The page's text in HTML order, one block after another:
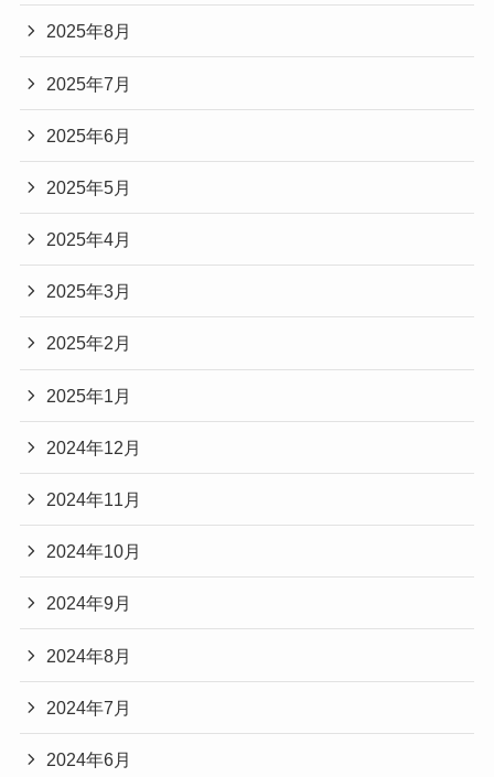
2025年8月
2025年7月
2025年6月
2025年5月
2025年4月
2025年3月
2025年2月
2025年1月
2024年12月
2024年11月
2024年10月
2024年9月
2024年8月
2024年7月
2024年6月